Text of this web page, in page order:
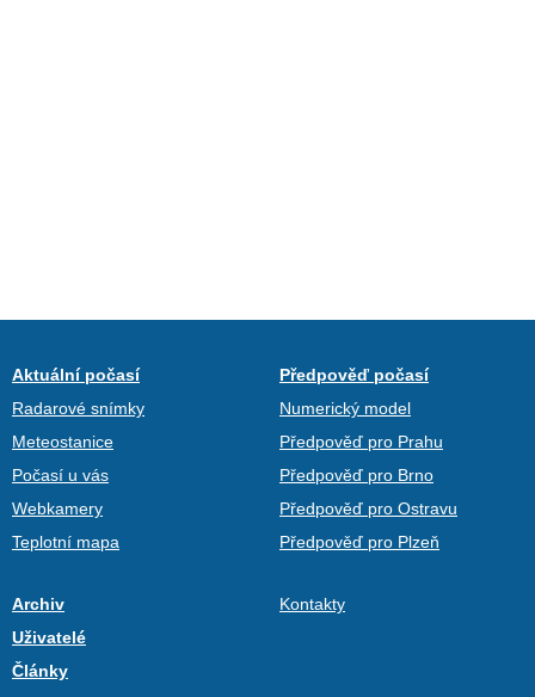
Aktuální počasí
Radarové snímky
Meteostanice
Počasí u vás
Webkamery
Teplotní mapa
Předpověď počasí
Numerický model
Předpověď pro Prahu
Předpověď pro Brno
Předpověď pro Ostravu
Předpověď pro Plzeň
Archiv
Uživatelé
Články
Kontakty